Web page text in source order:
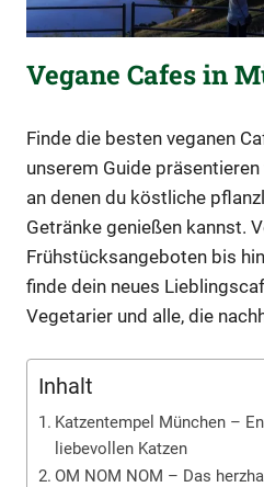
Vegane Cafes in
Finde die besten veganen
unserem Guide
an denen du köstliche
Getränke genießen kannst.
Frühstücksangeboten bis
finde dein neues
Vegetarier und alle, die
Inhalt
Katzentempel München –
liebevollen Katzen
OM NOM NOM – Das